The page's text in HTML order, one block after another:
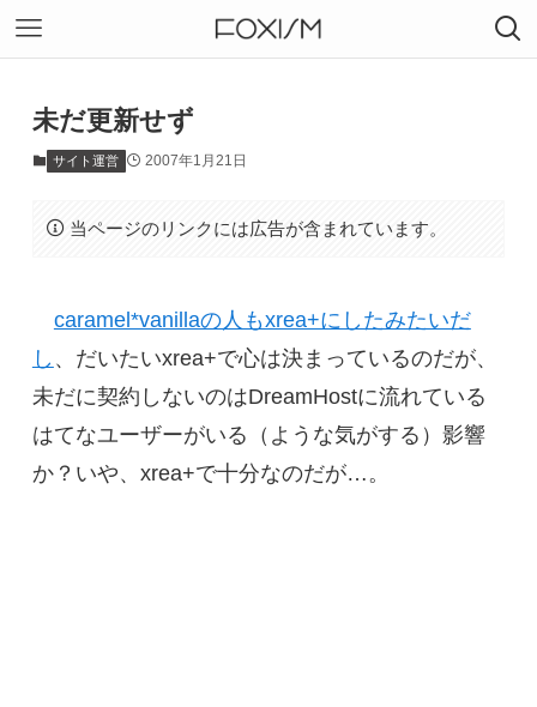
未だ更新せず
サイト運営 2007年1月21日
当ページのリンクには広告が含まれています。
caramel*vanillaの人もxrea+にしたみたいだ
し 、だいたいxrea+で心は決まっているのだが、
未だに契約しないのはDreamHostに流れている
はてなユーザーがいる（ような気がする）影響
か？いや、xrea+で十分なのだが…。